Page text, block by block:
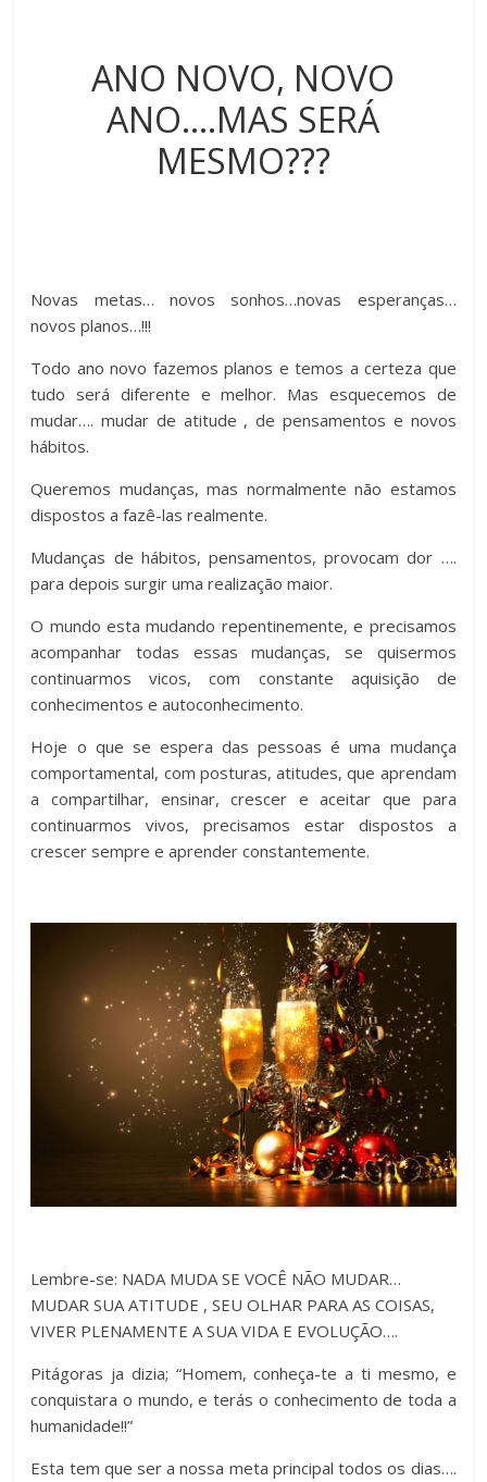
ANO NOVO, NOVO
ANO….MAS SERÁ
MESMO???
Novas metas… novos sonhos…novas esperanças…
novos planos…!!!
Todo ano novo fazemos planos e temos a certeza que
tudo será diferente e melhor. Mas esquecemos de
mudar…. mudar de atitude , de pensamentos e novos
hábitos.
Queremos mudanças, mas normalmente não estamos
dispostos a fazê-las realmente.
Mudanças de hábitos, pensamentos, provocam dor ….
para depois surgir uma realização maior.
O mundo esta mudando repentinemente, e precisamos
acompanhar todas essas mudanças, se quisermos
continuarmos vicos, com constante aquisição de
conhecimentos e autoconhecimento.
Hoje o que se espera das pessoas é uma mudança
comportamental, com posturas, atitudes, que aprendam
a compartilhar, ensinar, crescer e aceitar que para
continuarmos vivos, precisamos estar dispostos a
crescer sempre e aprender constantemente.
Lembre-se: NADA MUDA SE VOCÊ NÃO MUDAR…
MUDAR SUA ATITUDE , SEU OLHAR PARA AS COISAS,
VIVER PLENAMENTE A SUA VIDA E EVOLUÇÃO….
Pitágoras ja dizia; “Homem, conheça-te a ti mesmo, e
conquistara o mundo, e terás o conhecimento de toda a
humanidade!!”
Esta tem que ser a nossa meta principal todos os dias….